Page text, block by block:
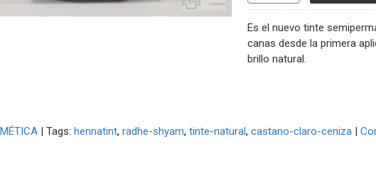
Es el nuevo tinte
canas desde la primera
brillo natural.
| Tags: hennatint radhe-shyam tinte-natural castano-claro-ceniza |